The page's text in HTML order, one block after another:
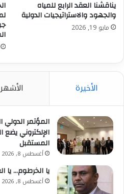
يناقشنا العقد الرابع للمياه
والجهود والاستراتيجيات الدولية
مايو 19, 2026
الأخيرة الأشهر
المؤتمر الدولي
الإلكتروني يضع
المستقبل
أغسطس 8, 2026
يا الخرطوم… يا
أغسطس 8, 2026